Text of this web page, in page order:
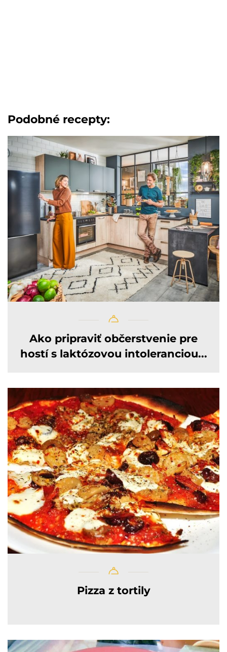
Podobné recepty:
Ako pripraviť občerstvenie pre
hostí s laktózovou intoleranciou...
Pizza z tortily